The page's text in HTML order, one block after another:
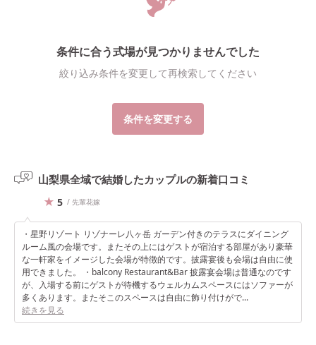
条件に合う式場が見つかりませんでした
絞り込み条件を変更して再検索してください
条件を変更する
山梨県全域で結婚したカップルの新着口コミ
5 / 先輩花嫁
・星野リゾート リゾナーレ八ヶ岳 ガーデン付きのテラスにダイニング
ルーム風の会場です。またその上にはゲストが宿泊する部屋があり豪華
な一軒家をイメージした会場が特徴的です。披露宴後も会場は自由に使
用できました。 ・balcony Restaurant&Bar 披露宴会場は普通なのです
が、入場する前にゲストが待機するウェルカムスペースにはソファーが
多くあります。またそこのスペースは自由に飾り付けがで...
続きを見る